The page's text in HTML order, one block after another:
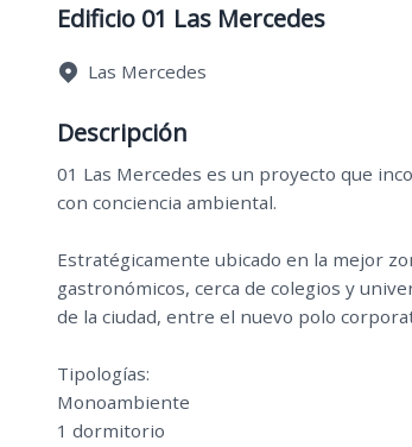
Edificio 01 Las Mercedes
Las Mercedes
Descripción
01 Las Mercedes es un proyecto que
con conciencia ambiental.
Estratégicamente ubicado en la mejor
gastronómicos, cerca de colegios y
de la ciudad, entre el nuevo polo
Tipologías:
Monoambiente
1 dormitorio